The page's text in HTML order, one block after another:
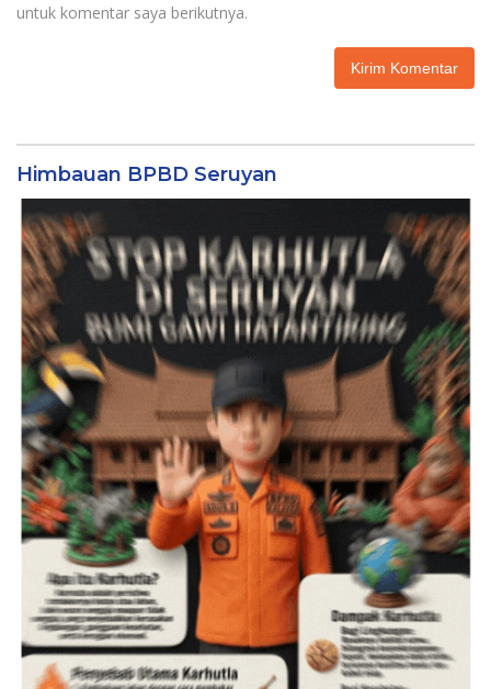
untuk komentar saya berikutnya.
Himbauan BPBD Seruyan